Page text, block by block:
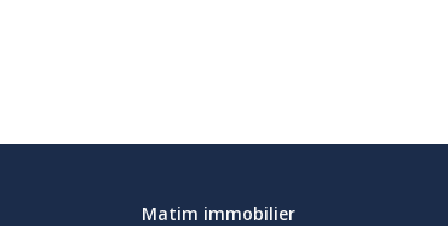
Matim immobilier